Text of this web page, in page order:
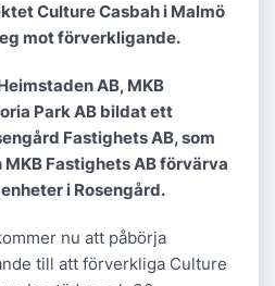
Culture Casbah i Malmö
mot förverkligande.
AB, MKB
Park AB bildat ett
Fastighets AB, som
Fastighets AB förvärva
i Rosengård.
nu att påbörja
till att förverkliga Culture